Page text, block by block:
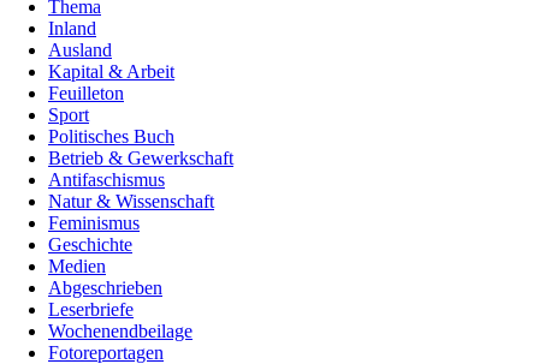
Thema
Inland
Ausland
Kapital & Arbeit
Feuilleton
Sport
Politisches Buch
Betrieb & Gewerkschaft
Antifaschismus
Natur & Wissenschaft
Feminismus
Geschichte
Medien
Abgeschrieben
Leserbriefe
Wochenendbeilage
Fotoreportagen